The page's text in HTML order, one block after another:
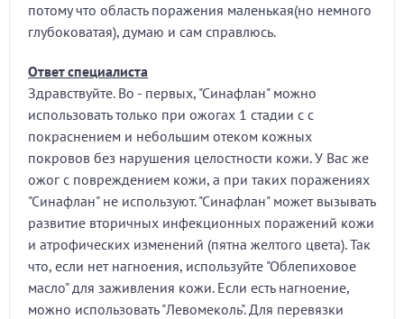
потому что область поражения маленькая(но немного
глубоковатая), думаю и сам справлюсь.
Ответ специалиста
Здравствуйте. Во - первых, "Синафлан" можно
использовать только при ожогах 1 стадии с с
покраснением и небольшим отеком кожных
покровов без нарушения целостности кожи. У Вас же
ожог с повреждением кожи, а при таких поражениях
"Синафлан" не используют. "Синафлан" может вызывать
развитие вторичных инфекционных поражений кожи
и атрофических изменений (пятна желтого цвета). Так
что, если нет нагноения, используйте "Облепиховое
масло" для заживления кожи. Если есть нагноение,
можно использовать "Левомеколь". Для перевязки